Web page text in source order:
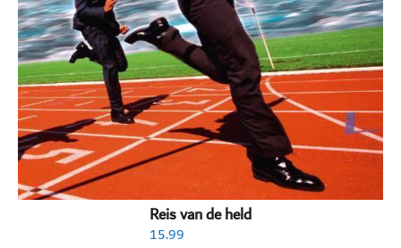
Reis van de held
15.99